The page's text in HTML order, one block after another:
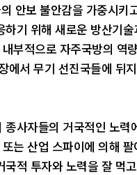
안보 불안감을 가중시키
기 위해 새로운 방산기
부적으로 자주국방의 역
에서 무기 선진국들에 뒤
사자들의 거국적인 노력
는 산업 스파이에 의해
적 투자와 노력을 잘 먹